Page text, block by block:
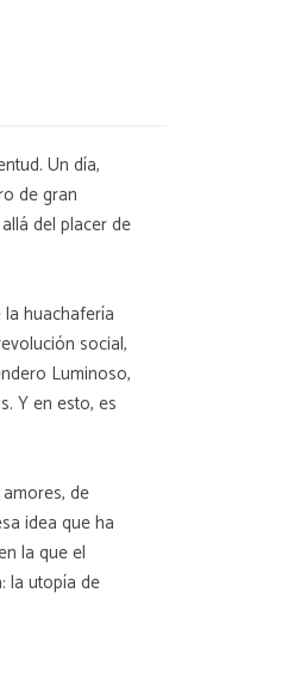
Un día,
de gran
del placer de
huachafería
social,
Luminoso,
Y en esto, es
de
idea que ha
la que el
la utopía de